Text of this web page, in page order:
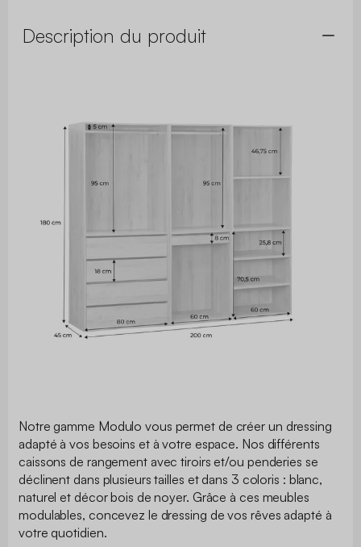
Description du produit
Notre gamme Modulo vous permet de créer un dressing
adapté à vos besoins et à votre espace. Nos différents
caissons de rangement avec tiroirs et/ou penderies se
déclinent dans plusieurs tailles et dans 3 coloris : blanc,
naturel et décor bois de noyer. Grâce à ces meubles
modulables, concevez le dressing de vos rêves adapté à
votre quotidien.